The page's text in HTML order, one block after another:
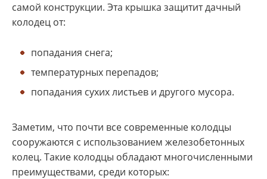
самой конструкции. Эта крышка защитит дачный
колодец от:
попадания снега;
температурных перепадов;
попадания сухих листьев и другого мусора.
Заметим, что почти все современные колодцы
сооружаются с использованием железобетонных
колец. Такие колодцы обладают многочисленными
преимуществами, среди которых: